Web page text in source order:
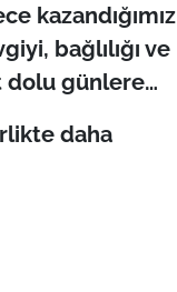
kazandığımız
bağlılığı ve
dolu günlere…
daha